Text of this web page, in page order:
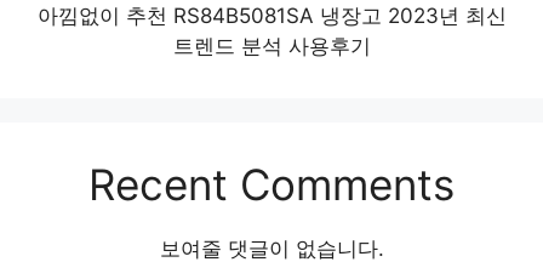
아낌없이 추천 RS84B5081SA 냉장고 2023년 최신
트렌드 분석 사용후기
Recent Comments
보여줄 댓글이 없습니다.